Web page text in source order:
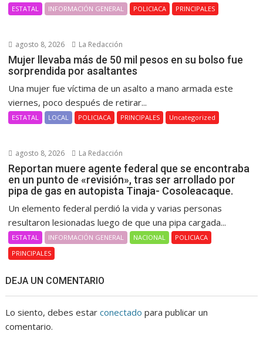
ESTATAL INFORMACIÓN GENERAL POLICIACA PRINCIPALES
agosto 8, 2026 La Redacción
Mujer llevaba más de 50 mil pesos en su bolso fue
sorprendida por asaltantes
Una mujer fue víctima de un asalto a mano armada este
viernes, poco después de retirar...
ESTATAL LOCAL POLICIACA PRINCIPALES Uncategorized
agosto 8, 2026 La Redacción
Reportan muere agente federal que se encontraba
en un punto de «revisión», tras ser arrollado por
pipa de gas en autopista Tinaja- Cosoleacaque.
Un elemento federal perdió la vida y varias personas
resultaron lesionadas luego de que una pipa cargada...
ESTATAL INFORMACIÓN GENERAL NACIONAL
POLICIACA
PRINCIPALES
DEJA UN COMENTARIO
Lo siento, debes estarconectado para publicar un
comentario.